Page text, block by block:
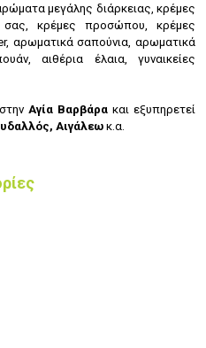
ρώματα μεγάλης διάρκειας, κρέμες
σας, κρέμες προσώπου, κρέμες
αρωματικά σαπούνια, αρωματικά
αιθέρια έλαια, γυναικείες
Αγία Βαρβάρα και εξυπηρετεί
Αιγάλεω κ.α.